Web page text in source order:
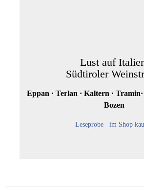
Lust auf
Südtiroler
Eppan · Terlan · Kaltern ·
Bozen
Leseprobe im Shop